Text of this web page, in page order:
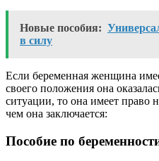
Новые пособия:
в силу
Если беременная женщина
своего положения она
ситуации, то она имеет право
чем она заключается:
Пособие по